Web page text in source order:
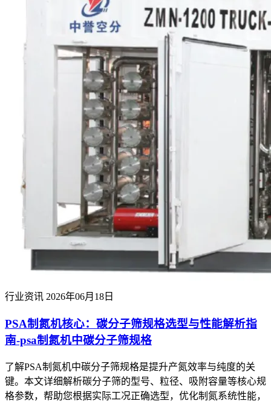
行业资讯 2026年06月18日
PSA制氮机核心：碳分子筛规格选型与性能解析指
南-psa制氮机中碳分子筛规格
了解PSA制氮机中碳分子筛规格是提升产氮效率与纯度的关
键。本文详细解析碳分子筛的型号、粒径、吸附容量等核心规
格参数，帮助您根据实际工况正确选型，优化制氮系统性能，